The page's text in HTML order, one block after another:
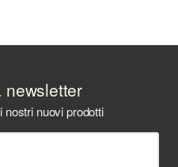
newsletter
nostri nuovi prodotti